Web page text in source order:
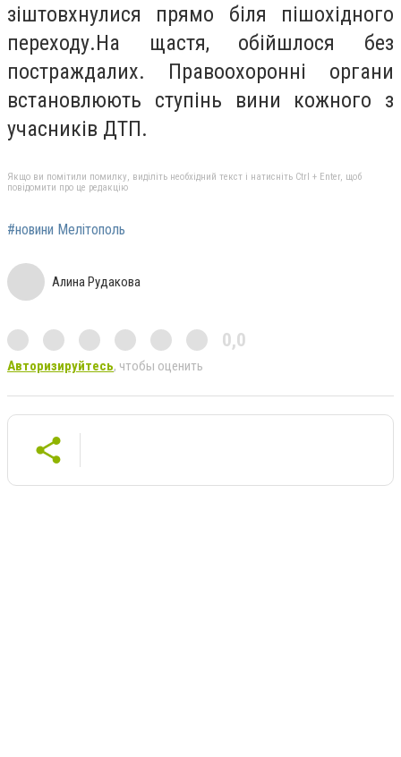
зіштовхнулися прямо біля пішохідного
переходу.На щастя, обійшлося без
постраждалих. Правоохоронні органи
встановлюють ступінь вини кожного з
учасників ДТП.
Якщо ви помітили помилку, виділіть необхідний текст і натисніть Ctrl + Enter, щоб
повідомити про це редакцію
#новини Мелітополь
Алина Рудакова
0,0
Авторизируйтесь, чтобы оценить